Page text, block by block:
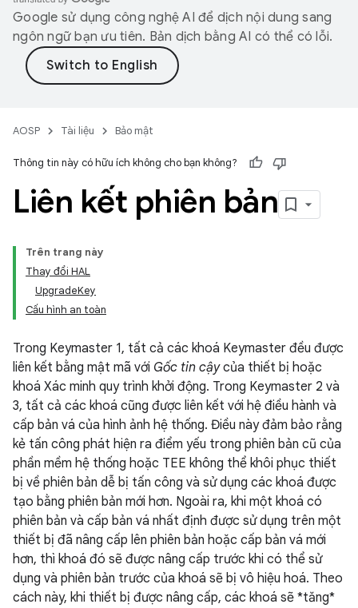
Google sử dụng công nghệ AI để dịch nội dung sang
ngôn ngữ bạn ưu tiên. Bản dịch bằng AI có thể có lỗi.
AOSP Tài liệu Bảo mật
Thông tin này có hữu ích không cho bạn không?
Liên kết phiên bản
Trên trang này
Thay đổi HAL
UpgradeKey
Cấu hình an toàn
Trong Keymaster 1, tất cả các khoá Keymaster đều được
liên kết bằng mật mã với Gốc tin cậycủa thiết bị hoặc
khoá Xác minh quy trình khởi động. Trong Keymaster 2 và
3, tất cả các khoá cũng được liên kết với hệ điều hành và
cấp bản vá của hình ảnh hệ thống. Điều này đảm bảo rằng
kẻ tấn công phát hiện ra điểm yếu trong phiên bản cũ của
phần mềm hệ thống hoặc TEE không thể khôi phục thiết
bị về phiên bản dễ bị tấn công và sử dụng các khoá được
tạo bằng phiên bản mới hơn. Ngoài ra, khi một khoá có
phiên bản và cấp bản vá nhất định được sử dụng trên một
thiết bị đã nâng cấp lên phiên bản hoặc cấp bản vá mới
hơn, thì khoá đó sẽ được nâng cấp trước khi có thể sử
dụng và phiên bản trước của khoá sẽ bị vô hiệu hoá. Theo
cách này, khi thiết bị được nâng cấp, các khoá sẽ *tăng*